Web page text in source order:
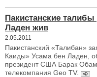
Пакистанские
Ладен жив
2.05.2011
Пакистанский «Талибан»
Каиды» Усама бен Ладен,
президент США Барак
телекомпания Geo TV.